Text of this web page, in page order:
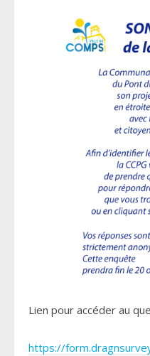
Lien pour accéder au
https://